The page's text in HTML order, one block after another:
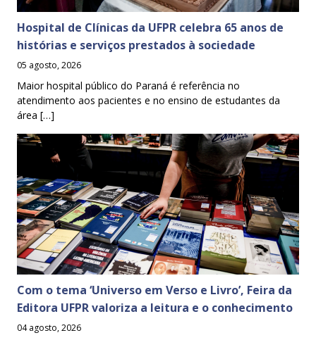
Hospital de Clínicas da UFPR celebra 65 anos de
histórias e serviços prestados à sociedade
05 agosto, 2026
Maior hospital público do Paraná é referência no
atendimento aos pacientes e no ensino de estudantes da
área […]
Com o tema ‘Universo em Verso e Livro’, Feira da
Editora UFPR valoriza a leitura e o conhecimento
04 agosto, 2026